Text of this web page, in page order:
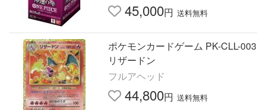
45,000円 送料無料
ポケモンカードゲーム PK-CLL-003
リザードン
フルアヘッド
44,800円 送料無料